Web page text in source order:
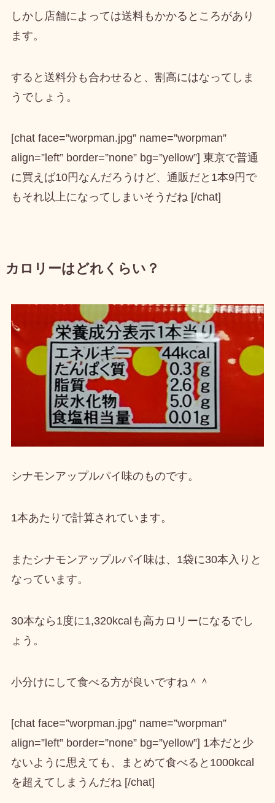
しかし店舗によっては送料もかかるところがあり
ます。
すると送料分も合わせると、割高にはなってしま
うでしょう。
[chat face=”worpman.jpg” name=”worpman”
align=”left” border=”none” bg=”yellow”] 東京で普通
に買えば10円なんだろうけど、通販だと1本9円で
もそれ以上になってしまいそうだね [/chat]
カロリーはどれくらい？
シナモンアップルパイ味のものです。
1本あたりで計算されています。
またシナモンアップルパイ味は、1袋に30本入りと
なっています。
30本なら1度に1,320kcalも高カロリーになるでし
ょう。
小分けにして食べる方が良いですね＾＾
[chat face=”worpman.jpg” name=”worpman”
align=”left” border=”none” bg=”yellow”] 1本だと少
ないように思えても、まとめて食べると1000kcal
を超えてしまうんだね [/chat]